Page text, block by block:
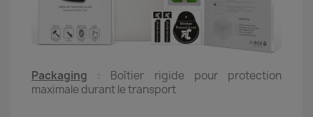
Packaging : Boîtier rigide pour protection
maximale durant le transport